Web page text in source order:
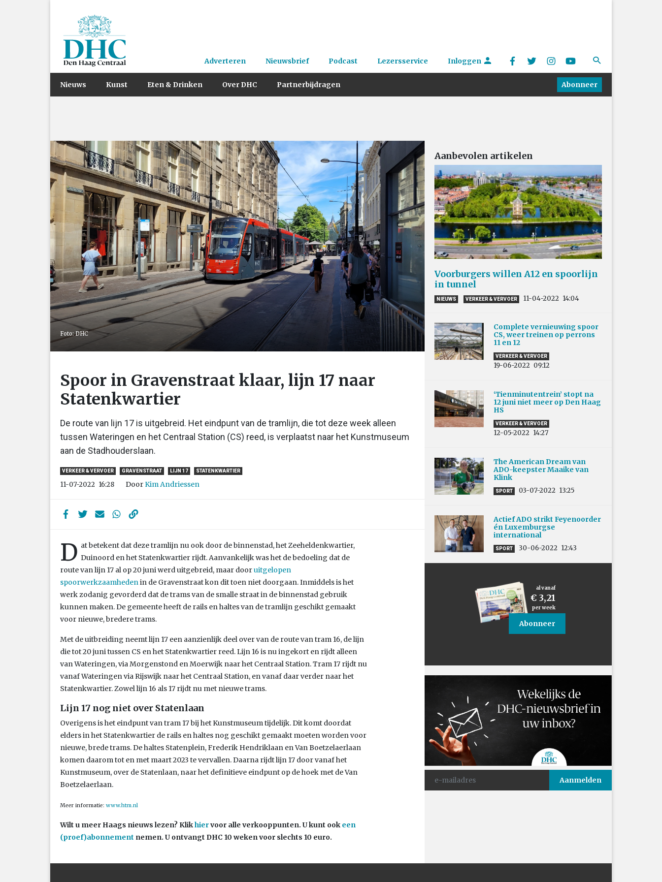
Adverteren Nieuwsbrief Podcast Lezersservice Inloggen
Nieuws Kunst Eten & Drinken Over DHC Partnerbijdragen Abonneer
Foto: DHC
Spoor in Gravenstraat klaar, lijn 17 naar
Statenkwartier
De route van lijn 17 is uitgebreid. Het eindpunt van de tramlijn, die tot deze week alleen
tussen Wateringen en het Centraal Station (CS) reed, is verplaatst naar het Kunstmuseum
aan de Stadhouderslaan.
VERKEER & VERVOER GRAVENSTRAAT LIJN 17 STATENKWARTIER
11-07-2022 16:28 DoorKim Andriessen
D at betekent dat deze tramlijn nu ook door de binnenstad, het Zeeheldenkwartier,
Duinoord en het Statenkwartier rijdt. Aanvankelijk was het de bedoeling dat de
route van lijn 17 al op 20 juni werd uitgebreid, maar dooruitgelopen
spoorwerkzaamheden in de Gravenstraat kon dit toen niet doorgaan. Inmiddels is het
werk zodanig gevorderd dat de trams van de smalle straat in de binnenstad gebruik
kunnen maken. De gemeente heeft de rails en haltes van de tramlijn geschikt gemaakt
voor nieuwe, bredere trams.
Met de uitbreiding neemt lijn 17 een aanzienlijk deel over van de route van tram 16, de lijn
die tot 20 juni tussen CS en het Statenkwartier reed. Lijn 16 is nu ingekort en rijdt alleen
van Wateringen, via Morgenstond en Moerwijk naar het Centraal Station. Tram 17 rijdt nu
vanaf Wateringen via Rijswijk naar het Centraal Station, en vanaf daar verder naar het
Statenkwartier. Zowel lijn 16 als 17 rijdt nu met nieuwe trams.
Lijn 17 nog niet over Statenlaan
Overigens is het eindpunt van tram 17 bij het Kunstmuseum tijdelijk. Dit komt doordat
elders in het Statenkwartier de rails en haltes nog geschikt gemaakt moeten worden voor
nieuwe, brede trams. De haltes Statenplein, Frederik Hendriklaan en Van Boetzelaerlaan
komen daarom tot en met maart 2023 te vervallen. Daarna rijdt lijn 17 door vanaf het
Kunstmuseum, over de Statenlaan, naar het definitieve eindpunt op de hoek met de Van
Boetzelaerlaan.
Meer informatie: www.htm.nl
Wilt u meer Haags nieuws lezen? Klikhiervoor alle verkooppunten. U kunt ook een
(proef)abonnement nemen. U ontvangt DHC 10 weken voor slechts 10 euro.
Aanbevolen artikelen
Voorburgers willen A12 en spoorlijn
in tunnel
NIEUWS VERKEER & VERVOER 11-04-2022 14:04
Complete vernieuwing spoor
CS, weer treinen op perrons
11 en 12
VERKEER & VERVOER
19-06-2022 09:12
‘Tienminutentrein’ stopt na
12 juni niet meer op Den Haag
HS
VERKEER & VERVOER
12-05-2022 14:27
The American Dream van
ADO-keepster Maaike van
Klink
SPORT 03-07-2022 13:25
Actief ADO strikt Feyenoorder
én Luxemburgse
international
SPORT 30-06-2022 12:43
al vanaf
€ 3,21
per week
Abonneer